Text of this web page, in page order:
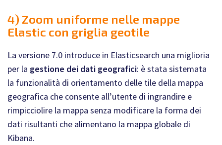
4) Zoom uniforme nelle mappe
Elastic con griglia geotile
La versione 7.0 introduce in Elasticsearch una miglioria
per la gestione dei dati geografici: è stata sistemata
la funzionalità di orientamento delle tile della mappa
geografica che consente all’utente di ingrandire e
rimpicciolire la mappa senza modificare la forma dei
dati risultanti che alimentano la mappa globale di
Kibana.